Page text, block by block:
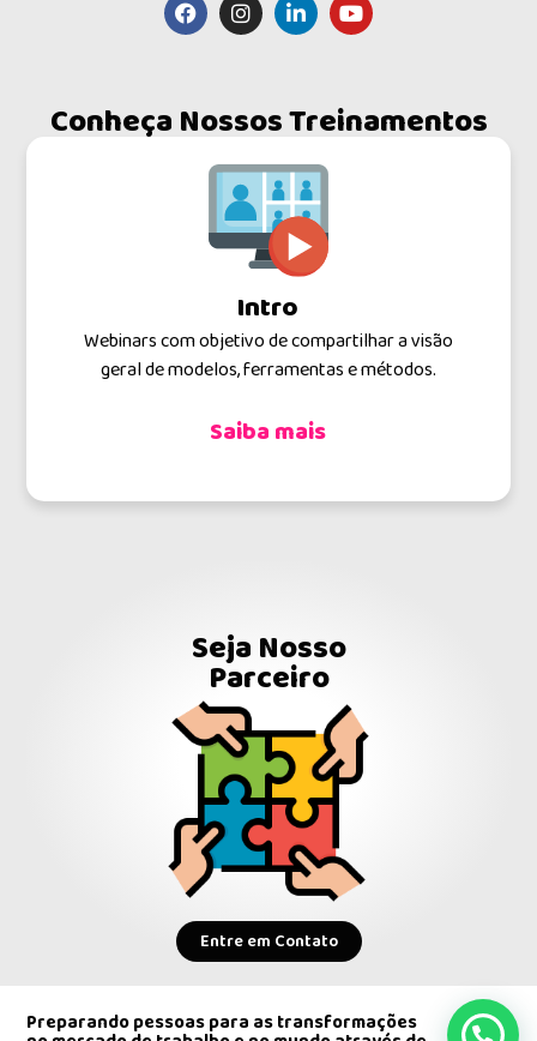
Conheça Nossos Treinamentos
Intro
Webinars com objetivo de compartilhar a visão
geral de modelos, ferramentas e métodos.
Saiba mais
Seja Nosso
Parceiro
Entre em Contato
Preparando pessoas para as transformações